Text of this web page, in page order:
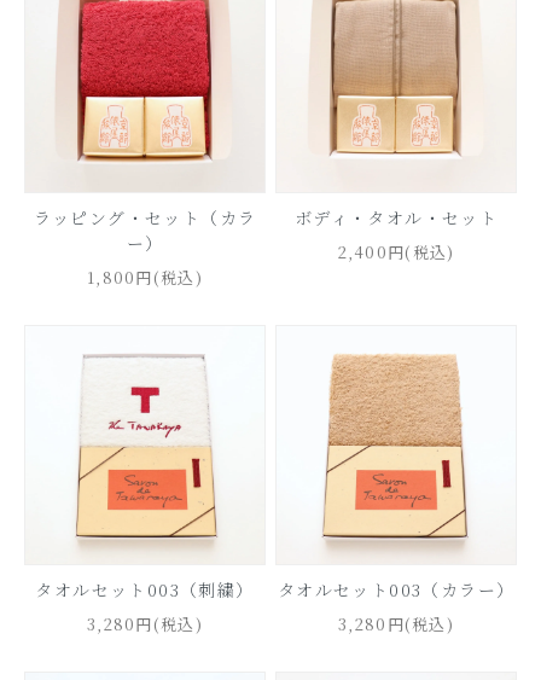
ラッピング・セット（カラ
ー）
1,800円(税込)
ボディ・タオル・セット
2,400円(税込)
タオルセット003（刺繍）
3,280円(税込)
タオルセット003（カラー）
3,280円(税込)